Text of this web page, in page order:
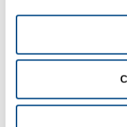
intégrer
saisonniers.
double, les
commandes sont
en période de forte